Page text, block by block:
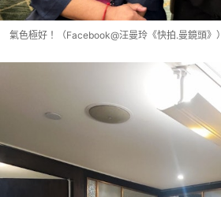
氣色極好！（Facebook@汪曼玲《快拍.曼鏡頭》）